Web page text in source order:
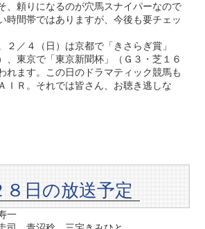
、頼りになるのが穴馬スナイパーなので
時間帯ではありますが、今後も要チェッ
２／４（日）は京都で「きさらぎ賞」
、東京で「東京新聞杯」（Ｇ３・芝１６
れます。この日のドラマティック競馬も
ＩＲ。それでは皆さん、お聴き逃しな
８日の放送予定
一